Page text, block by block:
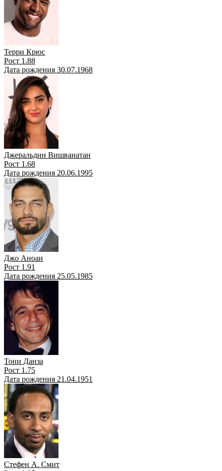
Терри Крюс
Рост 1.88
Дата рождения 30.07.1968
Джеральдин Вишванатан
Рост 1.68
Дата рождения 20.06.1995
Джо Аноаи
Рост 1.91
Дата рождения 25.05.1985
Тони Данза
Рост 1.75
Дата рождения 21.04.1951
Стефен А. Смит